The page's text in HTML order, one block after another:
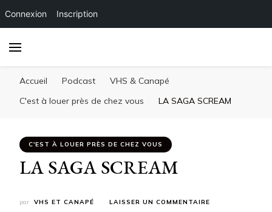
Connexion Inscription
Accueil Podcast
VHS & Canapé
C'est à louer près de chez vous
LA SAGA SCREAM
C'EST À LOUER PRÈS DE CHEZ VOUS
LA SAGA SCREAM
par VHS ET CANAPÉ LAISSER UN COMMENTAIRE